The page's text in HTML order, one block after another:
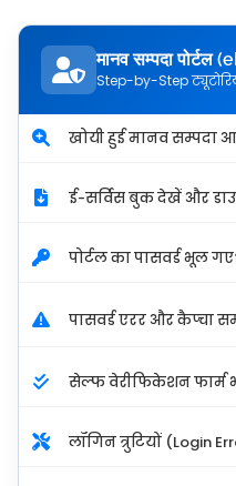
मानव सम्पदा पोर्टल
Step-by-Step
खोयी हुई मानव सम्पदा
ई-सर्विस बुक देखें और
पोर्टल का पासवर्ड भूल
पासवर्ड एरर और कैप्चा
सेल्फ वेरीफिकेशन फार्म
लॉगिन त्रुटियों (Login